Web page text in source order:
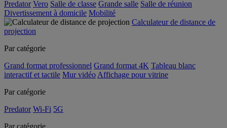
Predator Vero Salle de classe Grande salle Salle de réunion
Divertissement à domicile Mobilité
Calculateur de distance de
projection
Par catégorie
Grand format professionnel Grand format 4K Tableau blanc
interactif et tactile Mur vidéo Affichage pour vitrine
Par catégorie
Predator Wi-Fi 5G
Par catégorie